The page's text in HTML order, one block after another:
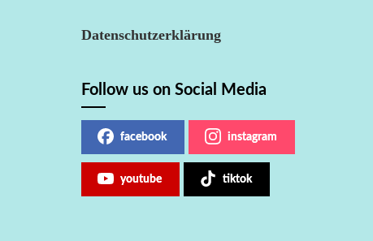
Datenschutzerklärung
Follow us on Social Media
facebook instagram
youtube tiktok